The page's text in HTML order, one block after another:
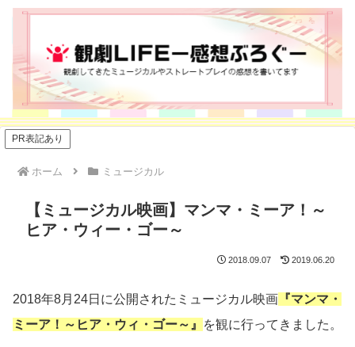
PR表記あり
ホーム ミュージカル
【ミュージカル映画】マンマ・ミーア！～
ヒア・ウィー・ゴー～
2018.09.07 2019.06.20
2018年8月24日に公開されたミュージカル映画 『マンマ・
ミーア！～ヒア・ウィ・ゴー～』
を観に行ってきました。